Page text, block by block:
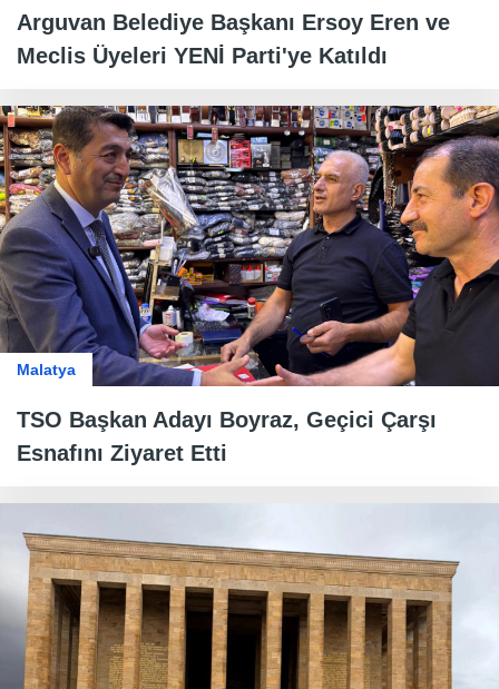
Arguvan Belediye Başkanı Ersoy Eren ve
Meclis Üyeleri YENİ Parti'ye Katıldı
Malatya
TSO Başkan Adayı Boyraz, Geçici Çarşı
Esnafını Ziyaret Etti